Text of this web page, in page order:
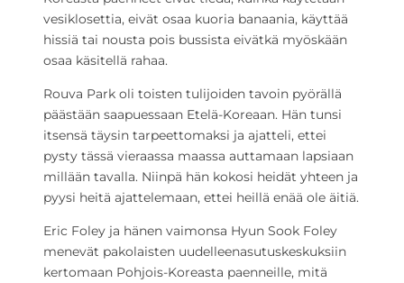
vesiklosettia, eivät osaa kuoria banaania, käyttää
hissiä tai nousta pois bussista eivätkä myöskään
osaa käsitellä rahaa.
Rouva Park oli toisten tulijoiden tavoin pyörällä
päästään saapuessaan Etelä-Koreaan. Hän tunsi
itsensä täysin tarpeettomaksi ja ajatteli, ettei
pysty tässä vieraassa maassa auttamaan lapsiaan
millään tavalla. Niinpä hän kokosi heidät yhteen ja
pyysi heitä ajattelemaan, ettei heillä enää ole äitiä.
Eric Foley ja hänen vaimonsa Hyun Sook Foley
menevät pakolaisten uudelleenasutuskeskuksiin
kertomaan Pohjois-Koreasta paenneille, mitä